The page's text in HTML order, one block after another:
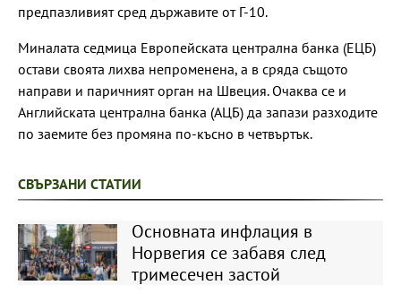
предпазливият сред държавите от Г-10.
Миналата седмица Европейската централна банка (ЕЦБ)
остави своята лихва непроменена, а в сряда същото
направи и паричният орган на Швеция. Очаква се и
Английската централна банка (АЦБ) да запази разходите
по заемите без промяна по-късно в четвъртък.
СВЪРЗАНИ СТАТИИ
Основната инфлация в
Норвегия се забавя след
тримесечен застой